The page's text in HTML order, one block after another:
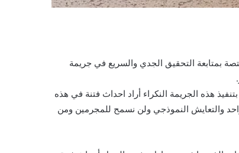
بمتابعة التحقيق الجدي والسريع في جريمة
هذه الجريمة النكراء أراد احداث فتنة في هذه
والتعايش النموذجي ولن نسمح للمجرمين ومن